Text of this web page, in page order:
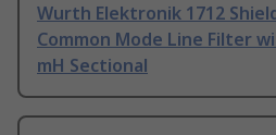
Wurth Elektronik 1712
Common Mode Line Filter
mH Sectional